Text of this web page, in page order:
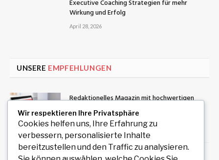
Executive Coaching Strategien für mehr
Wirkung und Erfolg
April 28, 2026
UNSERE EMPFEHLUNGEN
Redaktionelles Magazin mit hochwertigen
Artikeln zu Politik, Wirtschaft, Technologie,
Kultur und Gesellschaft
August 4, 2026
STIG ROCK Bewertung Erfahrungen mit dem
Wir respektieren Ihre Privatsphäre
Cookies helfen uns, Ihre Erfahrung zu
verbessern, personalisierte Inhalte
bereitzustellen und den Traffic zu analysieren.